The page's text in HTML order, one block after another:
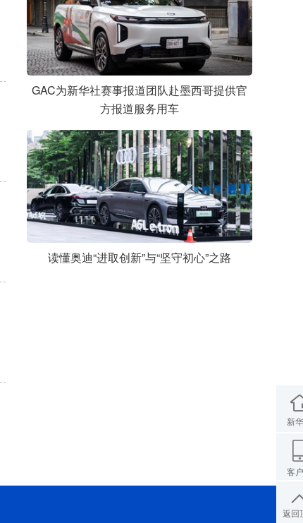
GAC为新华社赛事报道团队赴墨西哥提供官
方报道服务用车
读懂奥迪“进取创新”与“坚守初心”之路
新
客
返回